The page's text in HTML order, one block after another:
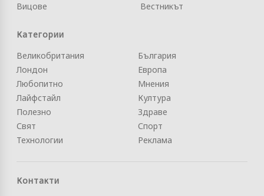
Вицове
Вестникът
Категории
Великобритания
Лондон
Любопитно
Лайфстайл
Полезно
Свят
Технологии
България
Европа
Мнения
Култура
Здраве
Спорт
Реклама
Контакти